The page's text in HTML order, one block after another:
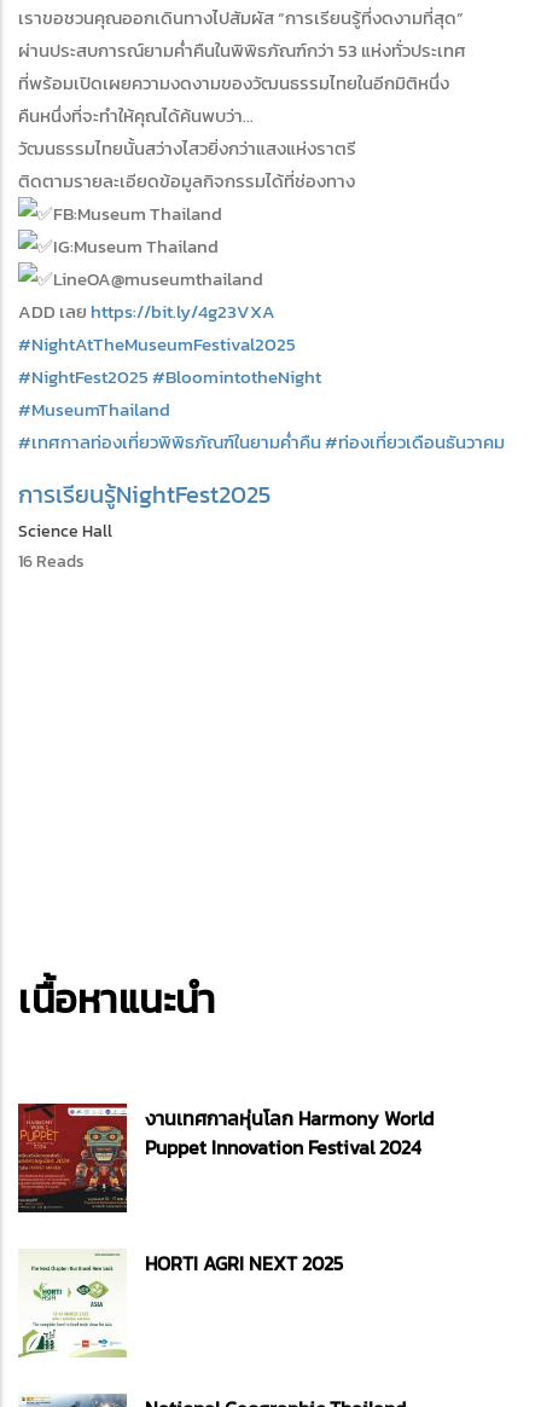
เราขอชวนคุณออกเดินทางไปสัมผัส “การเรียนรู้ที่งดงามที่สุด”
ผ่านประสบการณ์ยามค่ำคืนในพิพิธภัณฑ์กว่า 53 แห่งทั่วประเทศ
ที่พร้อมเปิดเผยความงดงามของวัฒนธรรมไทยในอีกมิติหนึ่ง
คืนหนึ่งที่จะทำให้คุณได้ค้นพบว่า…
วัฒนธรรมไทยนั้นสว่างไสวยิ่งกว่าแสงแห่งราตรี
ติดตามรายละเอียดข้อมูลกิจกรรมได้ที่ช่องทาง
FB:Museum Thailand
IG:Museum Thailand
LineOA@museumthailand
ADD เลย https://bit.ly/4g23VXA
#NightAtTheMuseumFestival2025
#NightFest2025#BloomintotheNight
#MuseumThailand
#เทศกาลท่องเที่ยวพิพิธภัณฑ์ในยามค่ำคืน#ท่องเที่ยวเดือนธันวาคม
การเรียนรู้NightFest2025
Science Hall
16 Reads
เนื้อหาแนะนำ
งานเทศกาลหุ่นโลก Harmony World
Puppet Innovation Festival 2024
HORTI AGRI NEXT 2025